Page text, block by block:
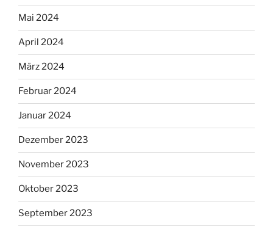
Mai 2024
April 2024
März 2024
Februar 2024
Januar 2024
Dezember 2023
November 2023
Oktober 2023
September 2023